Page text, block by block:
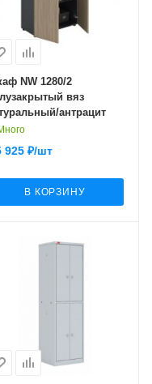
NW 1280/2
вяз
антрацит
925₽/шт
В КОРЗИНУ